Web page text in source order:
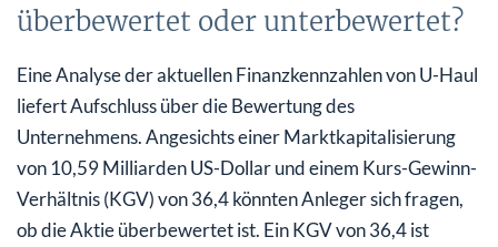
überbewertet oder unterbewertet?
Eine Analyse der aktuellen Finanzkennzahlen von U-Haul
liefert Aufschluss über die Bewertung des
Unternehmens. Angesichts einer Marktkapitalisierung
von 10,59 Milliarden US-Dollar und einem Kurs-Gewinn-
Verhältnis (KGV) von 36,4 könnten Anleger sich fragen,
ob die Aktie überbewertet ist. Ein KGV von 36,4 ist